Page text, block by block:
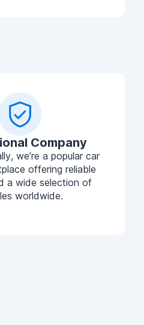
Company
we’re a popular car
offering reliable
a wide selection of
worldwide.